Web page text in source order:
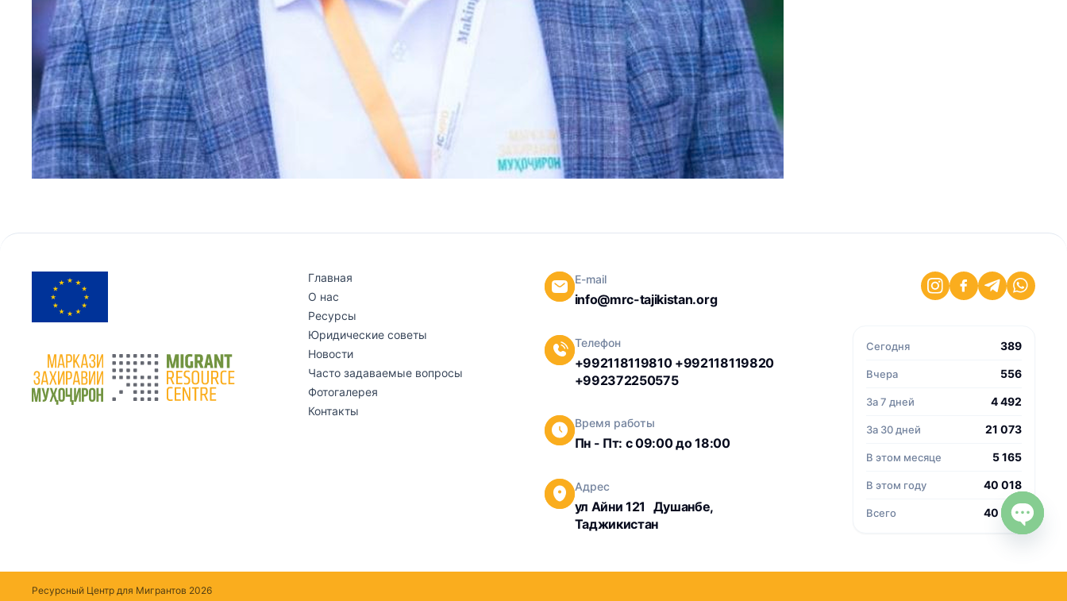
Главная
О нас
Ресурсы
Юридические советы
Новости
Часто задаваемые вопросы
Фотогалерея
Контакты
E-mail
info@mrc-tajikistan.org
Телефон
+992118119810 +992118119820
+992372250575
Время работы
Пн - Пт: с 09:00 до 18:00
Адрес
ул Айни 121 Душанбе,
Таджикистан
Сегодня 389
Вчера 556
За 7 дней 4 492
За 30 дней 21 073
В этом месяце 5 165
В этом году 40 018
Всего 40 018
Ресурсный Центр для Мигрантов 2026